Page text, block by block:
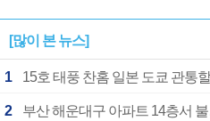
[많이 본 뉴스]
1 15호 태풍 찬홈 일본 도쿄 관통
2 부산 해운대구 아파트 14층서